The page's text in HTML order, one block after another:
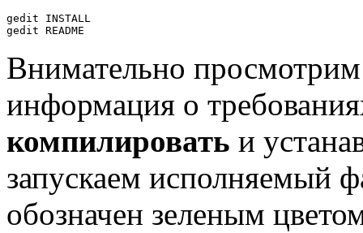
gedit INSTALL
gedit README
Внимательно
информация о
компилировать и
запускаем исполняемый
обозначен зеленым